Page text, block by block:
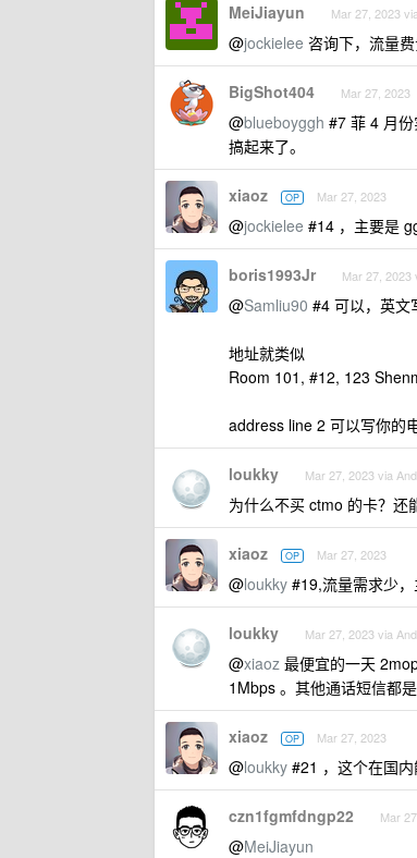
MeiJiayun Mar 27, 2023
@jockielee 咨询下，流量
BigShot404 Mar 27, 2023
@blueboyggh #7 菲 4 月
搞起来了。
xiaoz OP Mar 27, 2023
@jockielee #14 ，主要是
boris1993Jr Mar 27, 2023
@Samliu90 #4 可以，英文
地址就类似
Room 101, #12, 123
address line 2 可以写你的
loukky Mar 27, 2023 via
为什么不买 ctmo 的卡？还
xiaoz OP Mar 27, 2023
@loukky #19,流量需求少
loukky Mar 27, 2023 via
@xiaoz 最便宜的一天
1Mbps 。其他通话短信都是
xiaoz OP Mar 27, 2023
@loukky #21 ，这个在国内
czn1fgmfdngp22 Mar
@MeiJiayun